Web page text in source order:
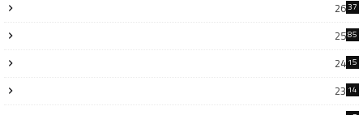
2637
2585
2415
6
23 14
6